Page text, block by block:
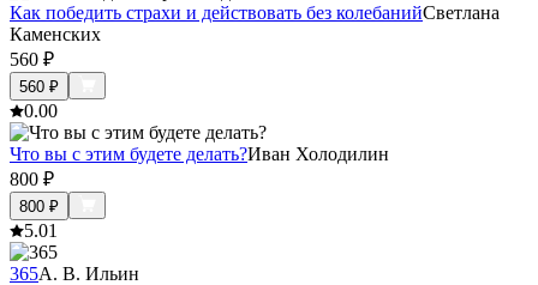
Как победить страхи и действовать без колебанийСветлана
Каменских
560 ₽
560 ₽
0.00
Что вы с этим будете делать?Иван Холодилин
800 ₽
800 ₽
5.01
365А. В. Ильин